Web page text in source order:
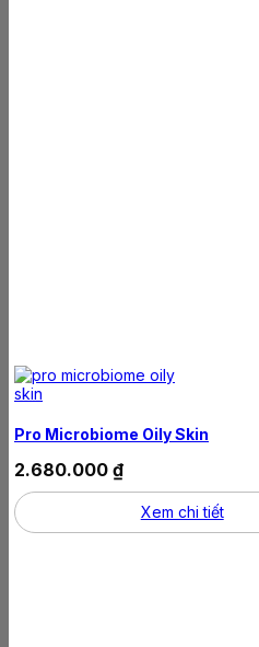
Pro Microbiome Oily Skin
2.680.000 ₫
Xem chi tiết